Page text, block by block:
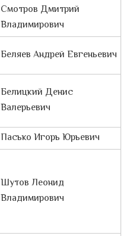
Смотров Дмитрий
Владимирович
Беляев Андрей Евгеньевич
Белицкий Денис
Валерьевич
Пасько Игорь Юрьевич
Шутов Леонид
Владимирович